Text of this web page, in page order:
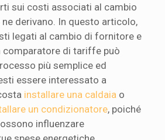
sui costi associati al cambio
derivano. In questo articolo,
legati al cambio di fornitore e
comparatore di tariffe può
più semplice ed
essere interessato a
installare una caldaia o
un condizionatore, poiché
influenzare